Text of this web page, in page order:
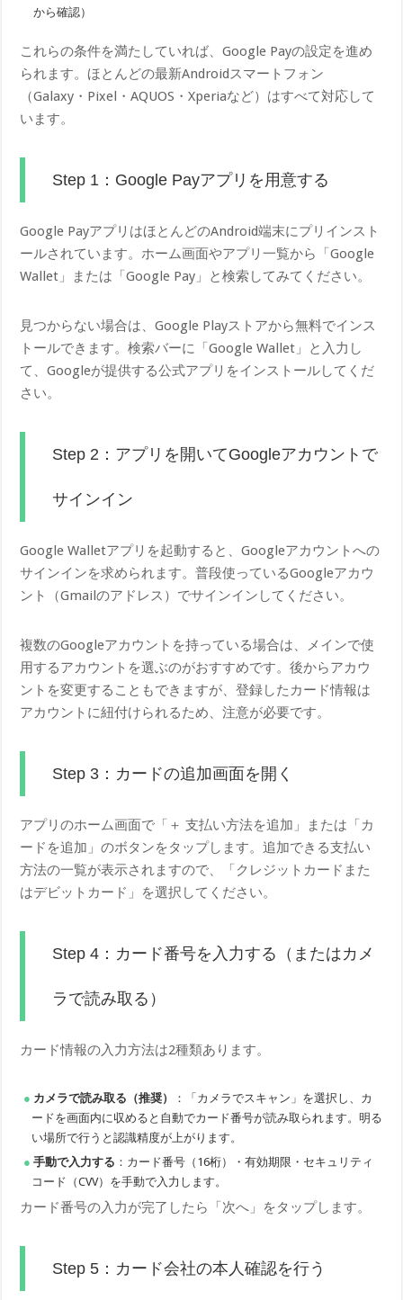
から確認）
これらの条件を満たしていれば、Google Payの設定を進め
られます。ほとんどの最新Androidスマートフォン
（Galaxy・Pixel・AQUOS・Xperiaなど）はすべて対応して
います。
Step 1：Google Payアプリを用意する
Google PayアプリはほとんどのAndroid端末にプリインスト
ールされています。ホーム画面やアプリ一覧から「Google
Wallet」または「Google Pay」と検索してみてください。
見つからない場合は、Google Playストアから無料でインス
トールできます。検索バーに「Google Wallet」と入力し
て、Googleが提供する公式アプリをインストールしてくだ
さい。
Step 2：アプリを開いてGoogleアカウントで
サインイン
Google Walletアプリを起動すると、Googleアカウントへの
サインインを求められます。普段使っているGoogleアカウ
ント（Gmailのアドレス）でサインインしてください。
複数のGoogleアカウントを持っている場合は、メインで使
用するアカウントを選ぶのがおすすめです。後からアカウ
ントを変更することもできますが、登録したカード情報は
アカウントに紐付けられるため、注意が必要です。
Step 3：カードの追加画面を開く
アプリのホーム画面で「＋ 支払い方法を追加」または「カ
ードを追加」のボタンをタップします。追加できる支払い
方法の一覧が表示されますので、「クレジットカードまた
はデビットカード」を選択してください。
Step 4：カード番号を入力する（またはカメ
ラで読み取る）
カード情報の入力方法は2種類あります。
カメラで読み取る（推奨）
：「カメラでスキャン」を選択し、カ
ードを画面内に収めると自動でカード番号が読み取られます。明る
い場所で行うと認識精度が上がります。
手動で入力する ：カード番号（16桁）・有効期限・セキュリティ
コード（CVV）を手動で入力します。
カード番号の入力が完了したら「次へ」をタップします。
Step 5：カード会社の本人確認を行う